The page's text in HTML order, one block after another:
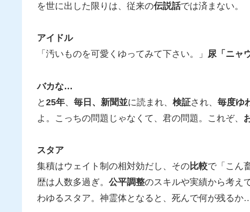
を世に出した限りは、従来の伝説話では済まない。
アイドル
「汚いものを可愛くゆってみて下さい。」 尿「ニャ
バカな…
と 25年、 毎日、新聞並に読まれ、 検証され、 毎度ゆ
よ。こっちの問題じゃなくて、君の問題。これぞ、
スタア
集積はウェイト制の相対効だし、その比較で「こん
歴は人数多過ぎ。 公平調整のスキルや実績から考え
わゆるスタア。神霊体となると、死んで何が残るか…